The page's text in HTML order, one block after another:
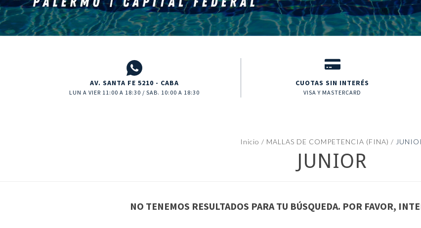
AV. SANTA FE 5210 - CABA
LUN A VIER 11:00 A 18:30 / SAB. 10:00 A 18:30
CUOTAS SIN INTERÉS
VISA Y MASTERCARD
Inicio / MALLAS DE COMPETENCIA (FINA) /
JUNIOR
NO TENEMOS RESULTADOS PARA TU BÚSQUEDA. POR FAVOR,